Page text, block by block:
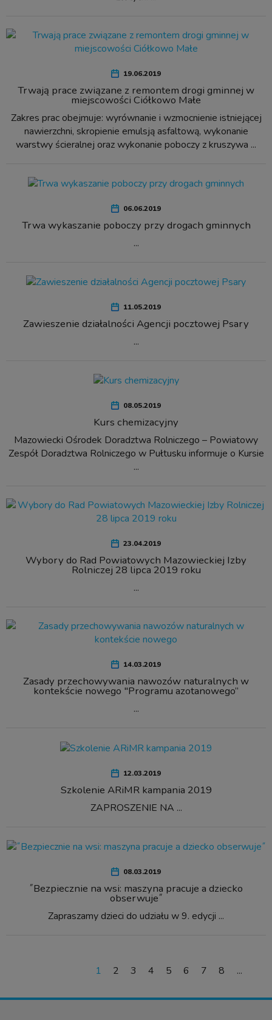
19.06.2019
Trwają prace związane z remontem drogi gminnej w
miejscowości Ciółkowo Małe
Zakres prac obejmuje: wyrównanie i wzmocnienie istniejącej
nawierzchni, skropienie emulsją asfaltową, wykonanie
warstwy ścieralnej oraz wykonanie poboczy z kruszywa ...
06.06.2019
Trwa wykaszanie poboczy przy drogach gminnych
...
11.05.2019
Zawieszenie działalności Agencji pocztowej Psary
...
08.05.2019
Kurs chemizacyjny
Mazowiecki Ośrodek Doradztwa Rolniczego – Powiatowy
Zespół Doradztwa Rolniczego w Pułtusku informuje o Kursie
...
23.04.2019
Wybory do Rad Powiatowych Mazowieckiej Izby
Rolniczej 28 lipca 2019 roku
...
14.03.2019
Zasady przechowywania nawozów naturalnych w
kontekście nowego "Programu azotanowego”
...
12.03.2019
Szkolenie ARiMR kampania 2019
ZAPROSZENIE NA ...
08.03.2019
˝Bezpiecznie na wsi: maszyna pracuje a dziecko
obserwuje˝
Zapraszamy dzieci do udziału w 9. edycji ...
1 2 3 4 5 6 7 8 ...